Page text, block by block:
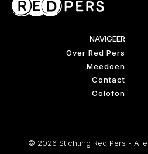
NAVIGEER
Over Red Pers
Meedoen
Contact
Colofon
© 2026 Stichting Red Pers -